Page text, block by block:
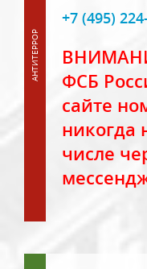
+7 (495)
ФСБ
сайте
никогда
числе